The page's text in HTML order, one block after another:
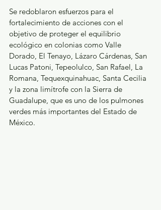
Se redoblaron esfuerzos para el
fortalecimiento de acciones con el
objetivo de proteger el equilibrio
ecológico en colonias como Valle
Dorado, El Tenayo, Lázaro Cárdenas, San
Lucas Patoni, Tepeolulco, San Rafael, La
Romana, Tequexquinahuac, Santa Cecilia
y la zona limítrofe con la Sierra de
Guadalupe, que es uno de los pulmones
verdes más importantes del Estado de
México.